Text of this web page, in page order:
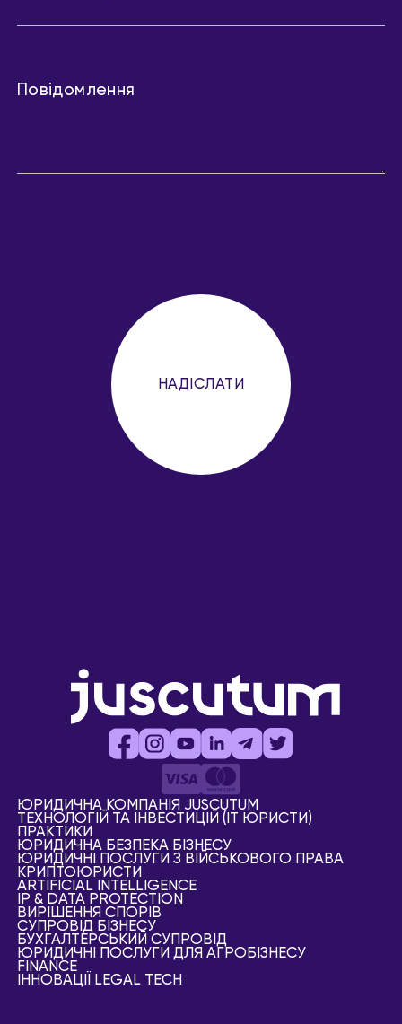
ЮРИДИЧНА КОМПАНІЯ JUSCUTUM
ТЕХНОЛОГІЙ ТА ІНВЕСТИЦІЙ (IT ЮРИСТИ)
ПРАКТИКИ
ЮРИДИЧНА БЕЗПЕКА БІЗНЕСУ
ЮРИДИЧНІ ПОСЛУГИ З ВІЙСЬКОВОГО ПРАВА
КРИПТОЮРИСТИ
АRTIFICIAL ІNTELLIGENCE
IP & DATA PROTECTION
ВИРІШЕННЯ СПОРІВ
СУПРОВІД БІЗНЕСУ
БУХГАЛТЕРСЬКИЙ СУПРОВІД
ЮРИДИЧНІ ПОСЛУГИ ДЛЯ АГРОБІЗНЕСУ
FINANCE
ІННОВАЦІЇ LEGAL TECH